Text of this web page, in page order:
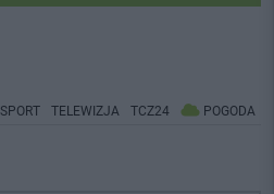
SPORT TELEWIZJA TCZ24 POGODA